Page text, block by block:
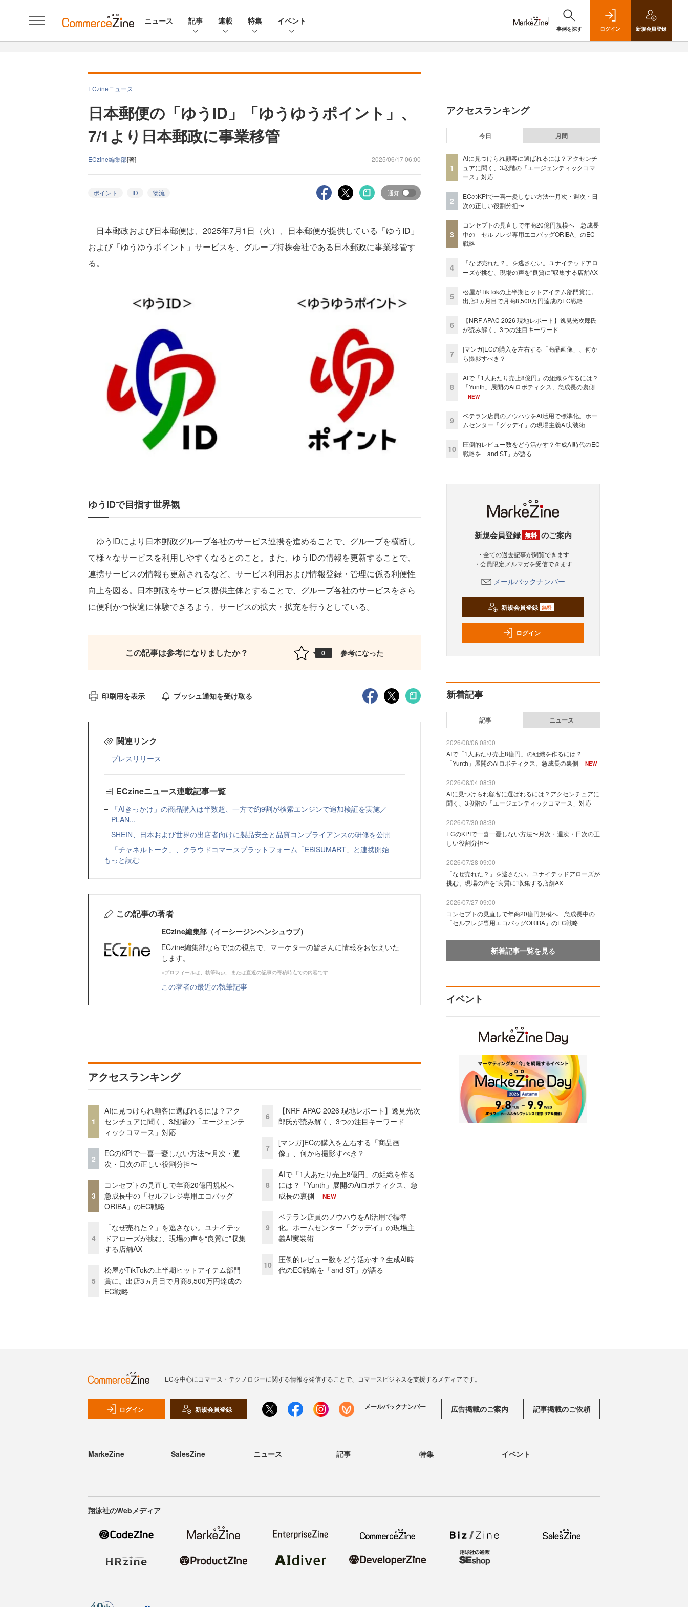
ニュース 記事 連載 特集 イベント
事例を探す ログイン 新規会員登録
ECzineニュース
日本郵便の「ゆうID」「ゆうゆうポイント」、
7/1より日本郵政に事業移管
ECzine編集部[著] 2025/06/17 06:00
ポイント ID 物流 通知
日本郵政および日本郵便は、2025年7月1日（火）、日本郵便が提供している「ゆうID」
および「ゆうゆうポイント」サービスを、グループ持株会社である日本郵政に事業移管す
る。
ゆうIDで目指す世界観
ゆうIDにより日本郵政グループ各社のサービス連携を進めることで、グループを横断し
て様々なサービスを利用しやすくなるとのこと。また、ゆうIDの情報を更新することで、
連携サービスの情報も更新されるなど、サービス利用および情報登録・管理に係る利便性
向上を図る。日本郵政をサービス提供主体とすることで、グループ各社のサービスをさら
に便利かつ快適に体験できるよう、サービスの拡大・拡充を行うとしている。
この記事は参考になりましたか？ 0 参考になった
印刷用を表示 プッシュ通知を受け取る
関連リンク
プレスリリース
ECzineニュース連載記事一覧
「AIきっかけ」の商品購入は半数超、一方で約9割が検索エンジンで追加検証を実施／
PLAN...
SHEIN、日本および世界の出店者向けに製品安全と品質コンプライアンスの研修を公開
「チャネルトーク」、クラウドコマースプラットフォーム「EBISUMART」と連携開始
もっと読む
この記事の著者
ECzine編集部（イーシージンヘンシュウブ）
ECzine編集部ならではの視点で、マーケターの皆さんに情報をお伝えいた
します。
※プロフィールは、執筆時点、または直近の記事の寄稿時点での内容です
この著者の最近の執筆記事
アクセスランキング
1
AIに見つけられ顧客に選ばれるには？アク
センチュアに聞く、3段階の「エージェンテ
ィックコマース」対応
2
ECのKPIで一喜一憂しない方法〜月次・週
次・日次の正しい役割分担〜
3
コンセプトの見直しで年商20億円規模へ
急成長中の「セルフレジ専用エコバッグ
ORIBA」のEC戦略
4
「なぜ売れた？」を逃さない。ユナイテッ
ドアローズが挑む、現場の声を“良質に”収集
する店舗AX
5
松屋がTikTokの上半期ヒットアイテム部門
賞に。出店3ヵ月目で月商8,500万円達成の
EC戦略
6
【NRF APAC 2026 現地レポート】逸見光次
郎氏が読み解く、3つの注目キーワード
7
[マンガ]ECの購入を左右する「商品画
像」、何から撮影すべき？
8
AIで「1人あたり売上8億円」の組織を作る
には？「Yunth」展開のAiロボティクス、急
成長の裏側
NEW
9
ベテラン店員のノウハウをAI活用で標準
化。ホームセンター「グッデイ」の現場主
義AI実装術
10
圧倒的レビュー数をどう活かす？生成AI時
代のEC戦略を「and ST」が語る
アクセスランキング
今日 月間
1
AIに見つけられ顧客に選ばれるには？アクセンチ
ュアに聞く、3段階の「エージェンティックコマ
ース」対応
2
ECのKPIで一喜一憂しない方法〜月次・週次・日
次の正しい役割分担〜
3
コンセプトの見直しで年商20億円規模へ 急成長
中の「セルフレジ専用エコバッグORIBA」のEC
戦略
4
「なぜ売れた？」を逃さない。ユナイテッドアロ
ーズが挑む、現場の声を“良質に”収集する店舗AX
5
松屋がTikTokの上半期ヒットアイテム部門賞に。
出店3ヵ月目で月商8,500万円達成のEC戦略
6
【NRF APAC 2026 現地レポート】逸見光次郎氏
が読み解く、3つの注目キーワード
7
[マンガ]ECの購入を左右する「商品画像」、何か
ら撮影すべき？
8
AIで「1人あたり売上8億円」の組織を作るには？
「Yunth」展開のAiロボティクス、急成長の裏側
NEW
9
ベテラン店員のノウハウをAI活用で標準化。ホー
ムセンター「グッデイ」の現場主義AI実装術
10
圧倒的レビュー数をどう活かす？生成AI時代のEC
戦略を「and ST」が語る
新規会員登録 無料 のご案内
・全ての過去記事が閲覧できます
・会員限定メルマガを受信できます
メールバックナンバー
新規会員登録 無料
ログイン
新着記事
記事 ニュース
2026/08/06 08:00
AIで「1人あたり売上8億円」の組織を作るには？
「Yunth」展開のAiロボティクス、急成長の裏側
NEW
2026/08/04 08:30
AIに見つけられ顧客に選ばれるには？アクセンチュアに
聞く、3段階の「エージェンティックコマース」対応
2026/07/30 08:30
ECのKPIで一喜一憂しない方法〜月次・週次・日次の正
しい役割分担〜
2026/07/28 09:00
「なぜ売れた？」を逃さない。ユナイテッドアローズが
挑む、現場の声を“良質に”収集する店舗AX
2026/07/27 09:00
コンセプトの見直しで年商20億円規模へ 急成長中の
「セルフレジ専用エコバッグORIBA」のEC戦略
新着記事一覧を見る
イベント
ECを中心にコマース・テクノロジーに関する情報を発信することで、コマースビジネスを支援するメディアです。
ログイン 新規会員登録 メールバックナンバー 広告掲載のご案内 記事掲載のご依頼
MarkeZine SalesZine ニュース 記事 特集 イベント
翔泳社のWebメディア